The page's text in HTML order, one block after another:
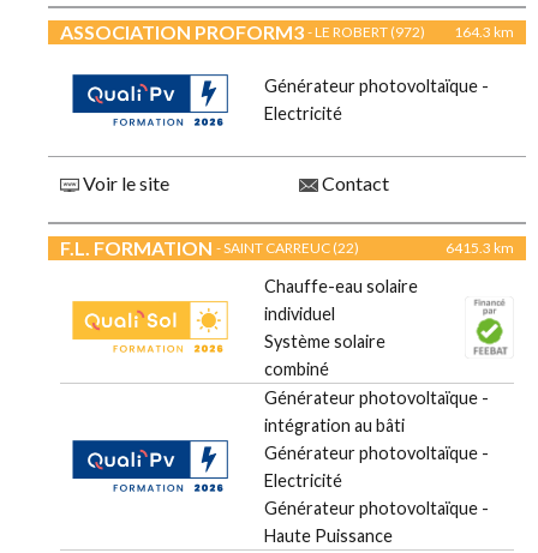
ASSOCIATION PROFORM3 - LE ROBERT (972) 164.3 km
Générateur photovoltaïque -
Electricité
Voir le site Contact
F.L. FORMATION - SAINT CARREUC (22) 6415.3 km
Chauffe-eau solaire
individuel
Système solaire
combiné
Générateur photovoltaïque -
intégration au bâti
Générateur photovoltaïque -
Electricité
Générateur photovoltaïque -
Haute Puissance